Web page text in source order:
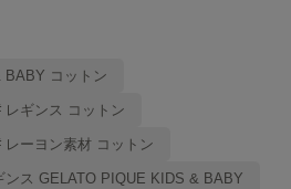
BABY コットン
レギンス コットン
レーヨン素材 コットン
ンス GELATO PIQUE KIDS & BABY